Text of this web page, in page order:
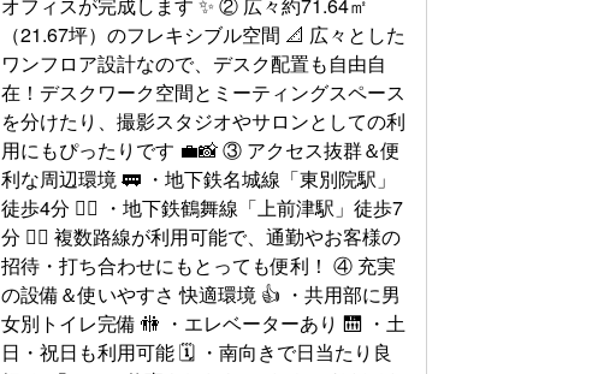
（21.67坪）のフレキシブル空間 📐 広々とした
ワンフロア設計なので、デスク配置も自由自
在！デスクワーク空間とミーティングスペース
を分けたり、撮影スタジオやサロンとしての利
用にもぴったりです 💼📸 ③ アクセス抜群＆便
利な周辺環境 🚃 ・地下鉄名城線「東別院駅」
徒歩4分 🚶‍♂️ ・地下鉄鶴舞線「上前津駅」徒歩7
分 🚶‍♀️ 複数路線が利用可能で、通勤やお客様の
招待・打ち合わせにもとっても便利！ ④ 充実
の設備＆使いやすさ 快適環境 👍 ・共用部に男
女別トイレ完備 🚻 ・エレベーターあり 🛗 ・土
日・祝日も利用可能 🗓️ ・南向きで日当たり良